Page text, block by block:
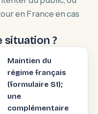
en France en cas
situation ?
Maintien du
régime français
(formulaire S1);
une
complémentaire